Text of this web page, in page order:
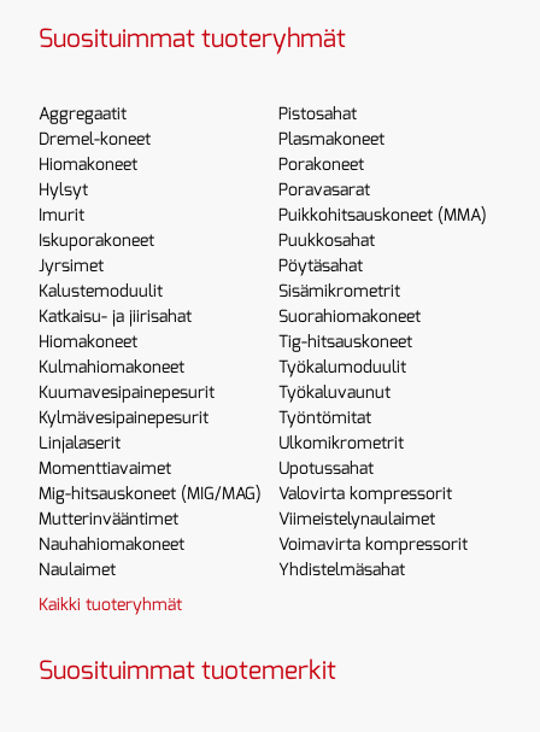
Suosituimmat tuoteryhmät
Aggregaatit
Dremel-koneet
Hiomakoneet
Hylsyt
Imurit
Iskuporakoneet
Jyrsimet
Kalustemoduulit
Katkaisu- ja jiirisahat
Hiomakoneet
Kulmahiomakoneet
Kuumavesipainepesurit
Kylmävesipainepesurit
Linjalaserit
Momenttiavaimet
Mig-hitsauskoneet (MIG/MAG)
Mutterinvääntimet
Nauhahiomakoneet
Naulaimet
Pistosahat
Plasmakoneet
Porakoneet
Poravasarat
Puikkohitsauskoneet (MMA)
Puukkosahat
Pöytäsahat
Sisämikrometrit
Suorahiomakoneet
Tig-hitsauskoneet
Työkalumoduulit
Työkaluvaunut
Työntömitat
Ulkomikrometrit
Upotussahat
Valovirta kompressorit
Viimeistelynaulaimet
Voimavirta kompressorit
Yhdistelmäsahat
Kaikki tuoteryhmät
Suosituimmat tuotemerkit